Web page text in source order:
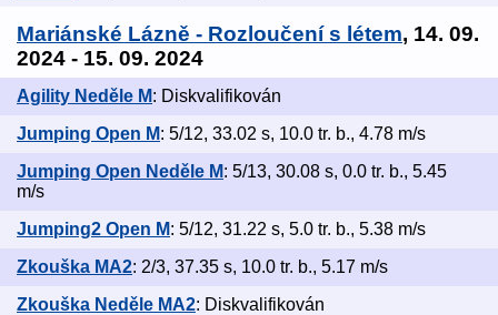
Mariánské Lázně - Rozloučení s létem, 14. 09.
2024 - 15. 09. 2024
Agility Neděle M: Diskvalifikován
Jumping Open M: 5/12, 33.02 s, 10.0 tr. b., 4.78 m/s
Jumping Open Neděle M: 5/13, 30.08 s, 0.0 tr. b., 5.45
m/s
Jumping2 Open M: 5/12, 31.22 s, 5.0 tr. b., 5.38 m/s
Zkouška MA2: 2/3, 37.35 s, 10.0 tr. b., 5.17 m/s
Zkouška Neděle MA2: Diskvalifikován